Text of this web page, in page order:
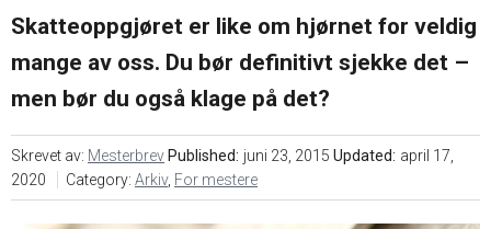
Mestermerket
er
oss
Karriere
Velg
alltid en
mester
Mesterbrevnemndas
årsrapporter
i
markedsføring
Mesterfagene
|
Søk
Skatteoppgjøret er like om hjørnet for veldig
mange av oss. Du bør definitivt sjekke det –
men bør du også klage på det?
Skrevet av: Mesterbrev Published: juni 23, 2015 Updated: april 17,
2020
Category: Arkiv, For mestere